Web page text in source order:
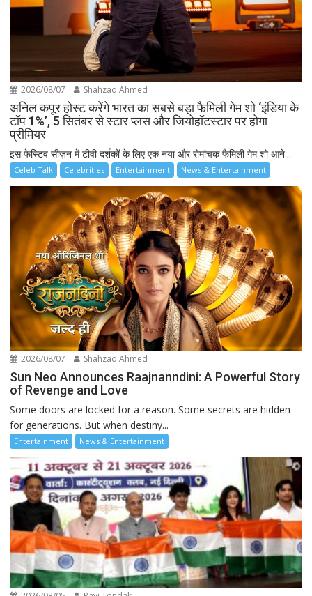
2026/08/07 Shahzad Ahmed
अनिल कपूर होस्ट करेंगे भारत का सबसे बड़ा फैमिली गेम शो ‘इंडिया के
टॉप 1%’, 5 सितंबर से स्टार प्लस और जियोहॉटस्टार पर होगा
प्रीमियर
इस फेस्टिव सीज़न में टीवी दर्शकों के लिए एक नया और रोमांचक फैमिली गेम शो आने...
Celeb Talk Celebrities Entertainment News & Entertainment
2026/08/07 Shahzad Ahmed
Sun Neo Announces Raajnanndini: A Powerful Story
of Revenge and Love
Some doors are locked for a reason. Some secrets are hidden
for generations. But when destiny...
Entertainment News & Entertainment